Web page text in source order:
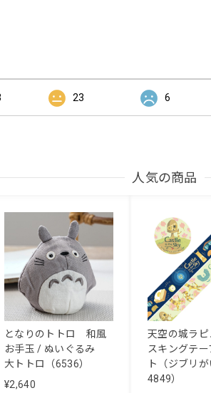
23 6
人気の商品
となりのトトロ 和風
お手玉 / ぬいぐるみ
大トトロ（6536）
¥2,640
天空の城ラ
スキングテー
ト（ジブリ
4849）